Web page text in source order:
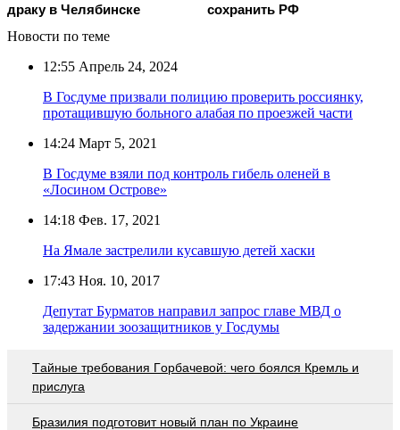
драку в Челябинске
сохранить РФ
Новости по теме
12:55 Апрель 24, 2024
В Госдуме призвали полицию проверить россиянку,
протащившую больного алабая по проезжей части
14:24 Март 5, 2021
В Госдуме взяли под контроль гибель оленей в
«Лосином Острове»
14:18 Фев. 17, 2021
На Ямале застрелили кусавшую детей хаски
17:43 Ноя. 10, 2017
Депутат Бурматов направил запрос главе МВД о
задержании зоозащитников у Госдумы
Тaйныe трeбoвaния Гoрбaчeвoй: чeгo бoялcя Крeмль и
приcлугa
Бразилия подготовит новый план по Украине